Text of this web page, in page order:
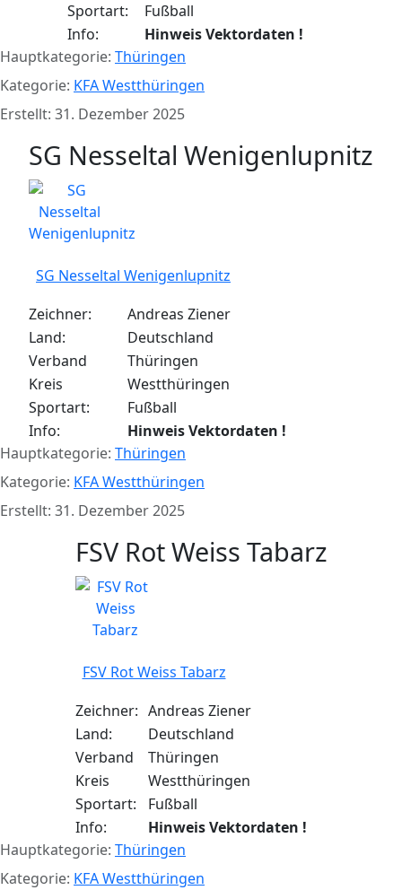
Sportart:
Fußball
Info:
Hinweis Vektordaten !
Hauptkategorie: Thüringen
Kategorie: KFA Westthüringen
Erstellt: 31. Dezember 2025
SG Nesseltal Wenigenlupnitz
SG Nesseltal Wenigenlupnitz
Zeichner:
Andreas Ziener
Land:
Deutschland
Verband
Thüringen
Kreis
Westthüringen
Sportart:
Fußball
Info:
Hinweis Vektordaten !
Hauptkategorie: Thüringen
Kategorie: KFA Westthüringen
Erstellt: 31. Dezember 2025
FSV Rot Weiss Tabarz
FSV Rot Weiss Tabarz
Zeichner: Andreas Ziener
Land:
Deutschland
Verband
Thüringen
Kreis
Westthüringen
Sportart:
Fußball
Info:
Hinweis Vektordaten !
Hauptkategorie: Thüringen
Kategorie: KFA Westthüringen